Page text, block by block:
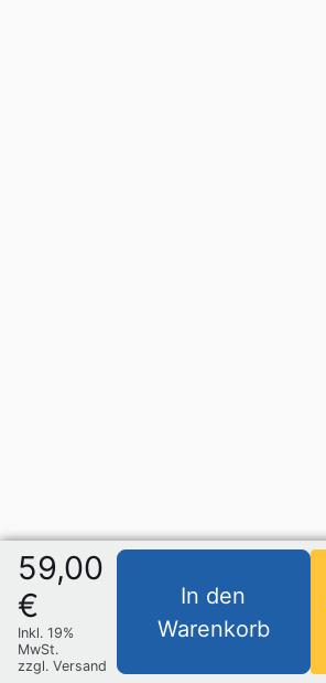
59,00
€
Inkl. 19%
MwSt.
zzgl. Versand
In den
Warenkorb